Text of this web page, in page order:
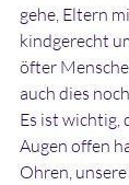
gehe, Eltern
kindgerecht
öfter
auch dies
Es ist wichtig,
Augen offen
Ohren,